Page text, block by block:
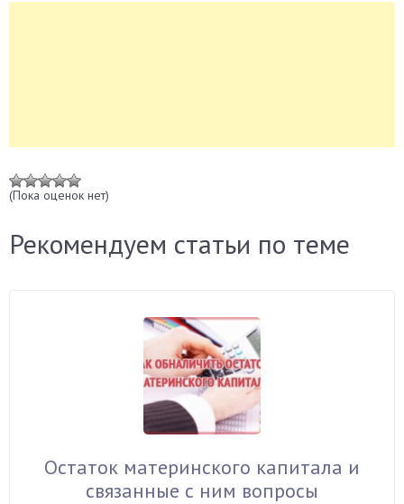
(Пока оценок нет)
Рекомендуем статьи по теме
Остаток материнского капитала и
связанные с ним вопросы